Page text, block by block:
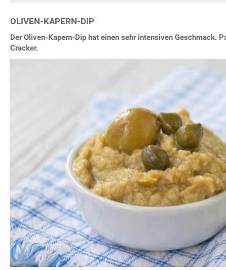
OLIVEN-KAPERN-DIP
Der Oliven-Kapern-Dip hat einen sehr intensiven Geschmack.
Cracker.